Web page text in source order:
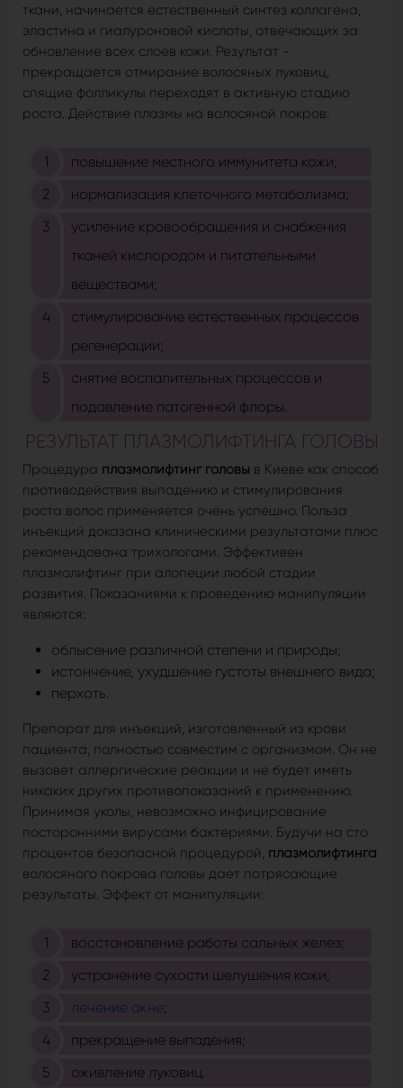
ткани, начинается естественный синтез коллагена,
эластина и гиалуроновой кислоты, отвечающих за
обновление всех слоев кожи. Результат -
прекращается отмирание волосяных луковиц,
спящие фолликулы переходят в активную стадию
роста. Действие плазмы на волосяной покров:
повышение местного иммунитета кожи;
нормализация клеточного метаболизма;
усиление кровообращения и снабжения
тканей кислородом и питательными
веществами;
стимулирование естественных процессов
регенерации;
снятие воспалительных процессов и
подавление патогенной флоры.
РЕЗУЛЬТАТ ПЛАЗМОЛИФТИНГА ГОЛОВЫ
Процедура плазмолифтинг головы в Киеве как способ
противодействия выпадению и стимулирования
роста волос применяется очень успешно. Польза
инъекций доказана клиническими результатами плюс
рекомендована трихологами. Эффективен
плазмолифтинг при алопеции любой стадии
развития. Показаниями к проведению манипуляции
являются:
облысение различной степени и природы;
истончение, ухудшение густоты внешнего вида;
перхоть.
Препарат для инъекций, изготовленный из крови
пациента, полностью совместим с организмом. Он не
вызовет аллергические реакции и не будет иметь
никаких других противопоказаний к применению.
Принимая уколы, невозможно инфицирование
посторонними вирусами бактериями. Будучи на сто
процентов безопасной процедурой, плазмолифтинга
волосяного покрова головы дает потрясающие
результаты. Эффект от манипуляции:
восстановление работы сальных желез;
устранение сухости шелушения кожи;
лечение акне;
прекращение выпадения;
оживление луковиц.